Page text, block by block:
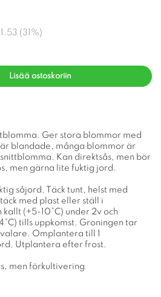
( 31 %)
Lisää ostoskoriin
Ger stora blommor med
blandade, många blommor är
Kan direktsås, men bör
men gärna lite fuktig jord.
såjord. Täck tunt, helst med
med plast eller ställ i
(+5-10°C) under 2v och
tills uppkomst. Groningen tar
Omplantera till 1
Utplantera efter frost.
men förkultivering